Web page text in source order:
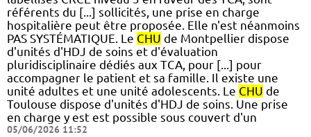
référents du [...] sollicités, une prise en charge
hospitalière peut être proposée. Elle n'est néanmoins
PAS SYSTÉMATIQUE. Le CHU de Montpellier dispose
d'unités d'HDJ de soins et d'évaluation
pluridisciplinaire dédiés aux TCA, pour [...] pour
accompagner le patient et sa famille. Il existe une
unité adultes et une unité adolescents. Le CHU de
Toulouse dispose d'unités d'HDJ de soins. Une prise
en charge y est est possible sous couvert d'un
05/06/2026 11:52